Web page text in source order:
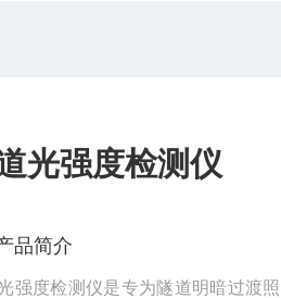
光强度检测仪
品简介
强度检测仪是专为隧道明暗过渡